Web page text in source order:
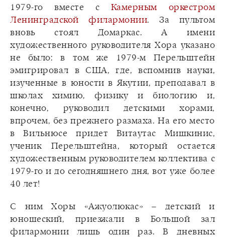
1979-го вместе с Камерным оркестром
Ленинградской филармонии. За пультом
вновь стоял Домаркас. А имени
художественного руководителя Хора указано
не было: в том же 1979-м Перельштейн
эмигрировал в США, где, вспомнив науки,
изученные в юности в Якутии, преподавал в
школах химию, физику и биологию и,
конечно, руководил детскими хорами,
впрочем, без прежнего размаха. На его место
в Вильнюсе придет Витаутас Мишкинис,
ученик Перельштейна, который остается
художественным руководителем коллектива с
1979-го и до сегодняшнего дня, вот уже более
40 лет!
С ним Хоры «Ажуолюкас» – детский и
юношеский, приезжали в Большой зал
филармонии лишь один раз. В дневных